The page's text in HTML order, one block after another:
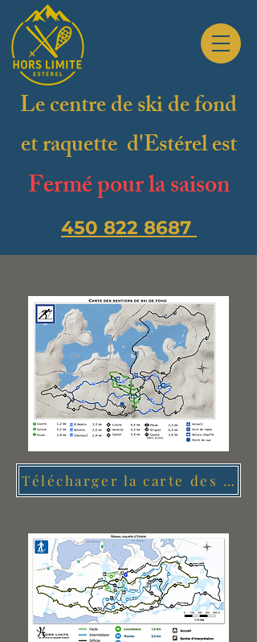
Le centre de ski de fond
et raquette d'Estérel est
Fermé pour la saison
450 822 8687
Télécharger la carte des sentiers de ski de fond